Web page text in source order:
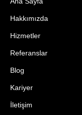
Hakkımızda
Hizmetler
Referanslar
Blog
Kariyer
İletişim